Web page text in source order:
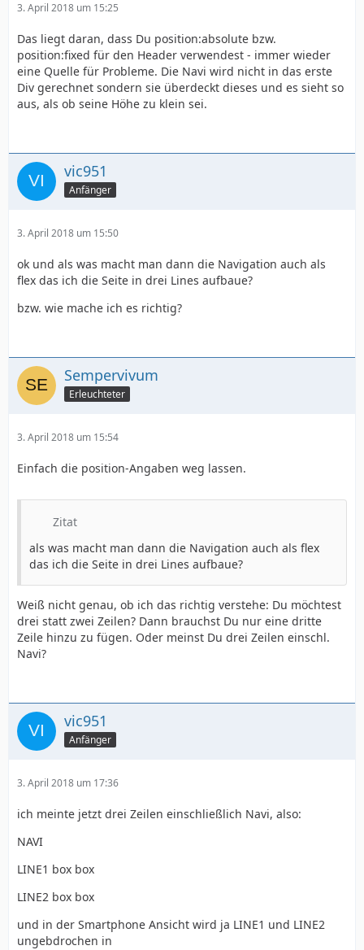
3. April 2018 um 15:25
Das liegt daran, dass Du position:absolute bzw.
position:fixed für den Header verwendest - immer wieder
eine Quelle für Probleme. Die Navi wird nicht in das erste
Div gerechnet sondern sie überdeckt dieses und es sieht so
aus, als ob seine Höhe zu klein sei.
vic951
Anfänger
3. April 2018 um 15:50
ok und als was macht man dann die Navigation auch als
flex das ich die Seite in drei Lines aufbaue?
bzw. wie mache ich es richtig?
Sempervivum
Erleuchteter
3. April 2018 um 15:54
Einfach die position-Angaben weg lassen.
Zitat
als was macht man dann die Navigation auch als flex
das ich die Seite in drei Lines aufbaue?
Weiß nicht genau, ob ich das richtig verstehe: Du möchtest
drei statt zwei Zeilen? Dann brauchst Du nur eine dritte
Zeile hinzu zu fügen. Oder meinst Du drei Zeilen einschl.
Navi?
vic951
Anfänger
3. April 2018 um 17:36
ich meinte jetzt drei Zeilen einschließlich Navi, also:
NAVI
LINE1 box box
LINE2 box box
und in der Smartphone Ansicht wird ja LINE1 und LINE2
ungebdrochen in